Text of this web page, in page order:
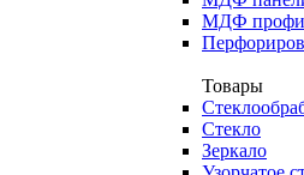
МДФ
Товары
Стекло
Зеркало